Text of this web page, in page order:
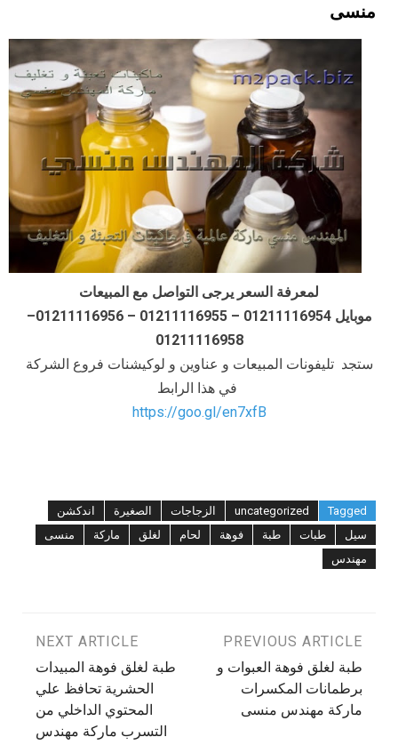
منسى
لمعرفة السعر يرجى التواصل مع المبيعات
موبايل 01211116954 – 01211116955 – 01211116956–
01211116958
ستجد تليفونات المبيعات و عناوين و لوكيشنات فروع الشركة
في هذا الرابط
https://goo.gl/en7xfB
Tagged
uncategorized الزجاجات الصغيرة
اندكشن
سيل
طبات طبة فوهة لحام لغلق ماركة
منسى
مهندس
تصفّح
المقالات
PREVIOUS ARTICLE
طبة لغلق فوهة العبوات و
برطمانات المكسرات
ماركة مهندس منسى
NEXT ARTICLE
طبة لغلق فوهة المبيدات
الحشرية تحافظ علي
المحتوي الداخلي من
التسرب ماركة مهندس